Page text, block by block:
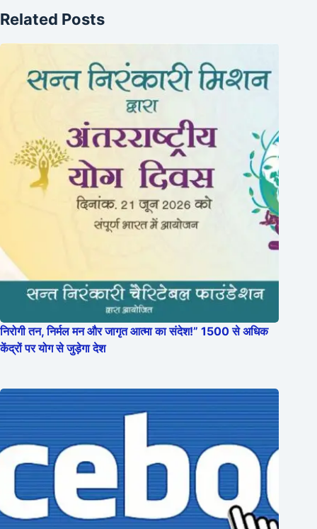
Related Posts
निरोगी तन, निर्मल मन और जागृत आत्मा का संदेश!” 1500 से अधिक
केंद्रों पर योग से जुड़ेगा देश